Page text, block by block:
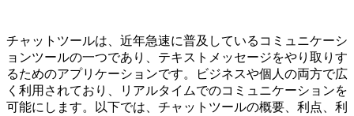
チャットツールは、近年急速に普及しているコミュニケーシ
ョンツールの一つであり、テキストメッセージをやり取りす
るためのアプリケーションです。ビジネスや個人の両方で広
く利用されており、リアルタイムでのコミュニケーションを
可能にします。以下では、チャットツールの概要、利点、利